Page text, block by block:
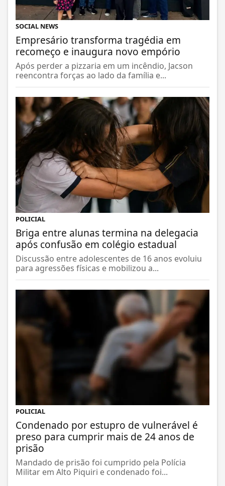
SOCIAL NEWS
Empresário transforma tragédia em
recomeço e inaugura novo empório
Após perder a pizzaria em um incêndio, Jacson
reencontra forças ao lado da família e...
POLICIAL
Briga entre alunas termina na delegacia
após confusão em colégio estadual
Discussão entre adolescentes de 16 anos evoluiu
para agressões físicas e mobilizou a...
POLICIAL
Condenado por estupro de vulnerável é
preso para cumprir mais de 24 anos de
prisão
Mandado de prisão foi cumprido pela Polícia
Militar em Alto Piquiri e condenado foi...